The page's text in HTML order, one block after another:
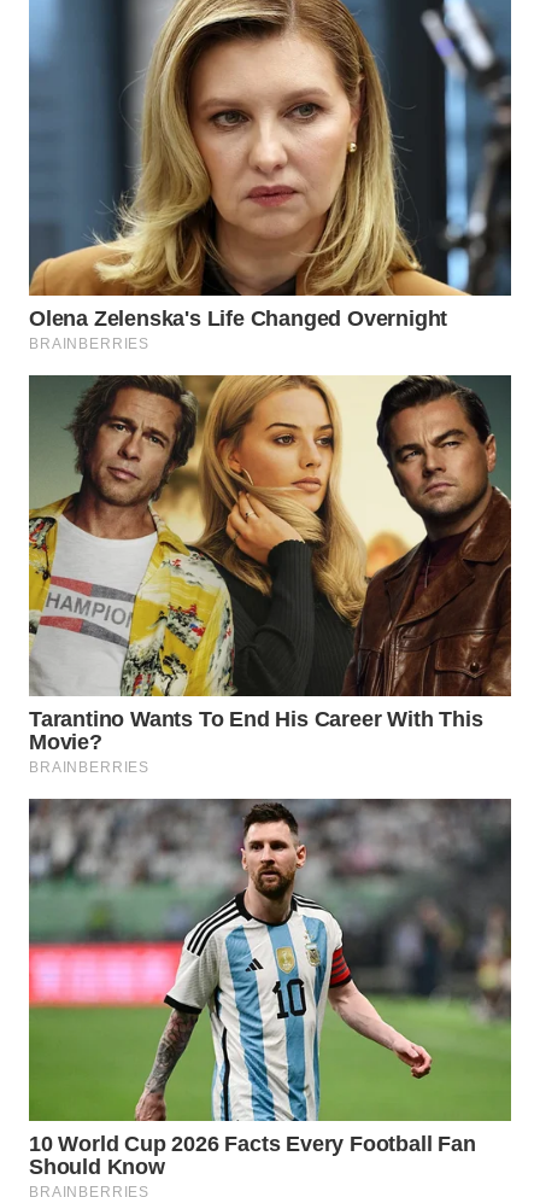
SULSEL
SULUT
MALUKU
WN
MALUT
WN
DAIRI
WN
DANAU
TOBA
WN
NIAS
WN
LANGKAT
WN
TAPANULI
SELATAN
TANJUNG
KARO
WN